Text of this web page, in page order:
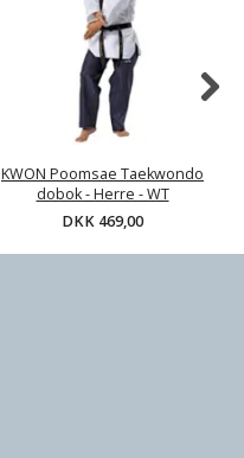
KWON Poomsae Taekwondo
dobok - Herre - WT
DKK 469,00